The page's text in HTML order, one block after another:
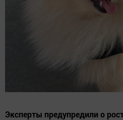
Эксперты предупредили о